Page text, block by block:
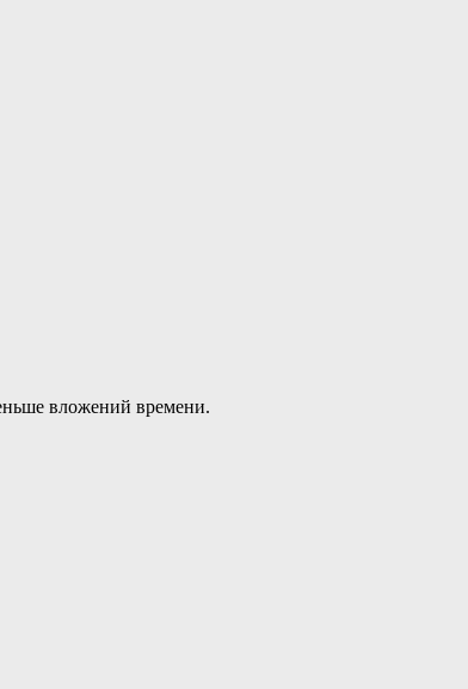
вложений времени.